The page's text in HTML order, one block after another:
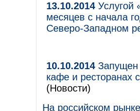
13.10.2014 Услугой
месяцев с начала
Северо-Западном
10.10.2014 Запущен
кафе и ресторанах
(Новости)
На российском